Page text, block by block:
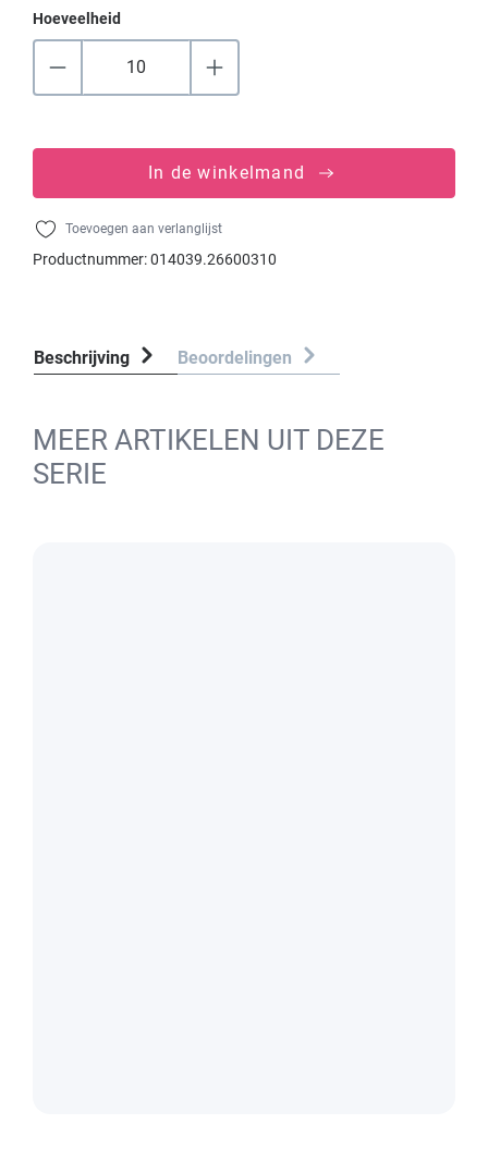
Hoeveelheid
In de winkelmand
Toevoegen aan verlanglijst
Productnummer:014039.26600310
Beschrijving Beoordelingen
MEER ARTIKELEN UIT DEZE
SERIE